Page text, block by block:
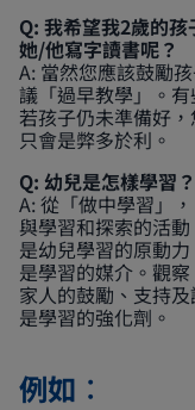
Q: 我希望我2歲的
她/他寫字讀書呢？
A: 當然您應該鼓勵
議「過早教學」。
若孩子仍未準備好
只會是弊多於利。
Q: 幼兒是怎樣學習？
A: 從「做中學習」
與學習和探索的活
是幼兒學習的原動
是學習的媒介。觀
家人的鼓勵、支持
是學習的強化劑。
例如︰